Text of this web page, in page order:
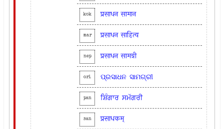
kok प्रसाधन सामान
mar प्रसाधन साहित्य
nep प्रसाधन सामग्री
ori ପ୍ରସାଧନ ସାମଗ୍ରୀ
pan ਸ਼ਿੰਗਾਰ ਸਮੱਗਰੀ
san प्रसाधकम्